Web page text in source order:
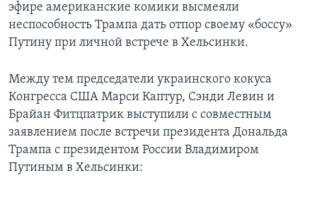
эфире американские комики высмеяли
неспособность Трампа дать отпор своему «боссу»
Путину при личной встрече в Хельсинки.
Между тем председатели украинского кокуса
Конгресса США Марси Каптур, Сэнди Левин и
Брайан Фитцпатрик выступили с совместным
заявлением после встречи президента Дональда
Трампа с президентом России Владимиром
Путиным в Хельсинки: